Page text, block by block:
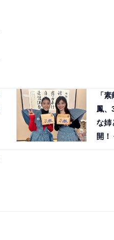
「
鳳、
な姉
開！